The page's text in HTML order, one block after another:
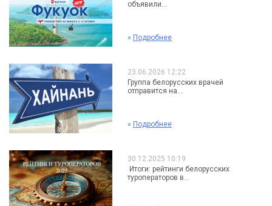
объявили...
» Подробнее
23.06.2026 12:22
Группа белорусских врачей
отправится на...
» Подробнее
30.12.2025 10:19
Итоги: рейтинги белорусских
туроператоров в...